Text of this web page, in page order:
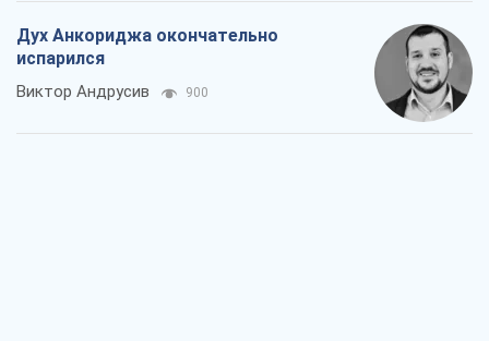
Дух Анкориджа окончательно
испарился
Виктор Андрусив 900